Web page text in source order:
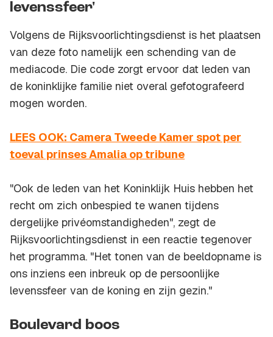
levenssfeer'
Volgens de Rijksvoorlichtingsdienst is het plaatsen
van deze foto namelijk een schending van de
mediacode. Die code zorgt ervoor dat leden van
de koninklijke familie niet overal gefotografeerd
mogen worden.
LEES OOK: Camera Tweede Kamer spot per
toeval prinses Amalia op tribune
"Ook de leden van het Koninklijk Huis hebben het
recht om zich onbespied te wanen tijdens
dergelijke privéomstandigheden", zegt de
Rijksvoorlichtingsdienst in een reactie tegenover
het programma. "Het tonen van de beeldopname is
ons inziens een inbreuk op de persoonlijke
levenssfeer van de koning en zijn gezin."
Boulevard boos